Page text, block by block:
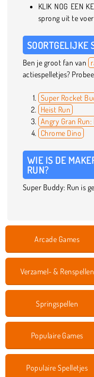
KLIK NOG EEN
sprong uit te
SOORTGELIJKE
Ben je groot fan van
actiespelletjes?
Super Rocket
Heist Run
Angry Gran Run:
Chrome Dino
WIE IS DE
RUN?
Super Buddy: Run is
Arcade Games
Verzamel- & Renspellen
Springspellen
Populaire Games
Populaire Spelletjes